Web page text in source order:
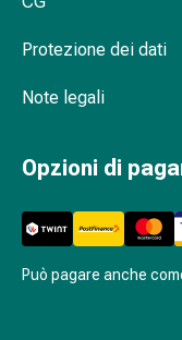
del
sonno
Supporto
Protezione dei dati
Note legali
Opzioni di
Può pagare anche